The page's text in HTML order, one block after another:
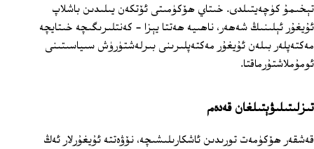
تېخىمۇ كۈچەيتىلدى. خىتاي ھۆكۈمىتى ئۆتكەن يىلىدىن باشلاپ
ئۇيغۇر ئېلىنىڭ شەھەر، ناھىيە ھەتتا يېزا‏ - كەنتلىرىگىچە خىتايچە
مەكتەپلەر بىلەن ئۇيغۇر مەكتەپلىرىنى بىرلەشتۈرۈش سىياسىتىنى
ئومۇملاشتۇرماقتا.
تىزلىتىلىۋېتىلغان قەدەم
قەشقەر ھۆكۈمەت تورىدىن ئاشكارىلىشىچە، نۆۋەتتە ئۇيغۇرلار ئەڭ